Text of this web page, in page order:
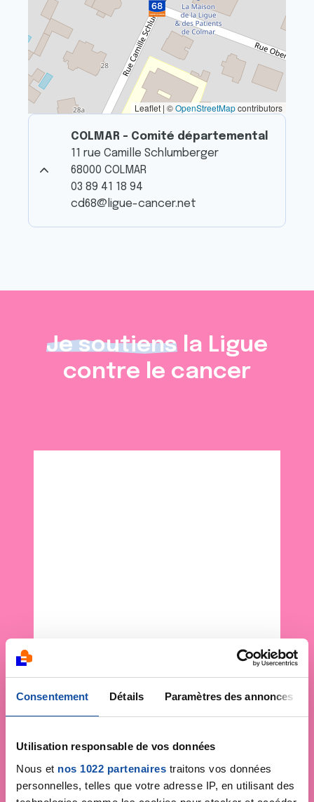
Consentement Détails Paramètres des annonces
Utilisation responsable de vos données
Nous et nos 1022 partenaires traitons vos données
personnelles, telles que votre adresse IP, en utilisant des
Leaflet | ©OpenStreetMapcontributors
COLMAR - Comité départemental
11 rue Camille Schlumberger
68000 COLMAR
03 89 41 18 94
cd68@ligue-cancer.net
Je soutiens la Ligue
contre le cancer